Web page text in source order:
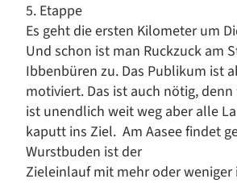
5. Etappe
Es geht die ersten Kilometer um
Und schon ist man Ruckzuck am
Ibbenbüren zu. Das Publikum ist
motiviert. Das ist auch nötig,
ist unendlich weit weg aber alle
kaputt ins Ziel. Am Aasee findet
Wurstbuden ist der
Zieleinlauf mit mehr oder